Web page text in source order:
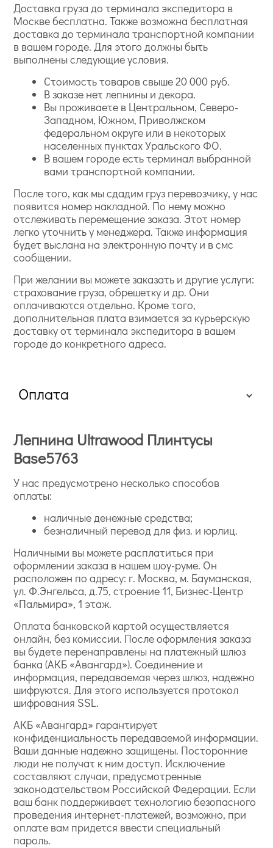
Доставка груза до терминала экспедитора в
Москве бесплатна. Также возможна бесплатная
доставка до терминала транспортной компании
в вашем городе. Для этого должны быть
выполнены следующие условия.
Стоимость товаров свыше 20 000 руб.
В заказе нет лепнины и декора.
Вы проживаете в Центральном, Северо-
Западном, Южном, Приволжском
федеральном округе или в некоторых
населенных пунктах Уральского ФО.
В вашем городе есть терминал выбранной
вами транспортной компании.
После того, как мы сдадим груз перевозчику, у нас
появится номер накладной. По нему можно
отслеживать перемещение заказа. Этот номер
легко уточнить у менеджера. Также информация
будет выслана на электронную почту и в смс
сообщении.
При желании вы можете заказать и другие услуги:
страхование груза, обрешетку и др. Они
оплачиваются отдельно. Кроме того,
дополнительная плата взимается за курьерскую
доставку от терминала экспедитора в вашем
городе до конкретного адреса.
Оплата
Лепнина Ultrawood Плинтусы
Base5763
У нас предусмотрено несколько способов
оплаты:
наличные денежные средства;
безналичный перевод для физ. и юрлиц.
Наличными вы можете расплатиться при
оформлении заказа в нашем шоу-руме. Он
расположен по адресу: г. Москва, м. Бауманская,
ул. Ф.Энгельса, д.75, строение 11, Бизнес-Центр
«Пальмира», 1 этаж.
Оплата банковской картой осуществляется
онлайн, без комиссии. После оформления заказа
вы будете перенаправлены на платежный шлюз
банка (АКБ «Авангард»). Соединение и
информация, передаваемая через шлюз, надежно
шифруются. Для этого используется протокол
шифрования SSL.
АКБ «Авангард» гарантирует
конфиденциальность передаваемой информации.
Ваши данные надежно защищены. Посторонние
люди не получат к ним доступ. Исключение
составляют случаи, предусмотренные
законодательством Российской Федерации. Если
ваш банк поддерживает технологию безопасного
проведения интернет-платежей, возможно, при
оплате вам придется ввести специальный
пароль.